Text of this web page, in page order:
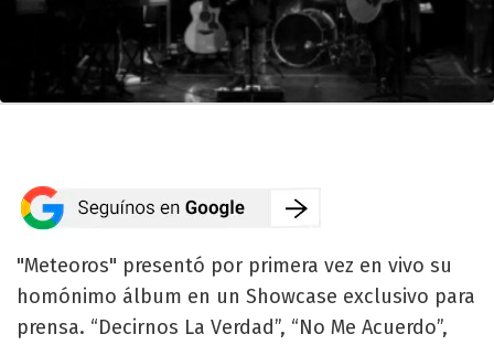
"Meteoros" presentó por primera vez en vivo su
homónimo álbum en un Showcase exclusivo para
prensa. “Decirnos La Verdad”, “No Me Acuerdo”,